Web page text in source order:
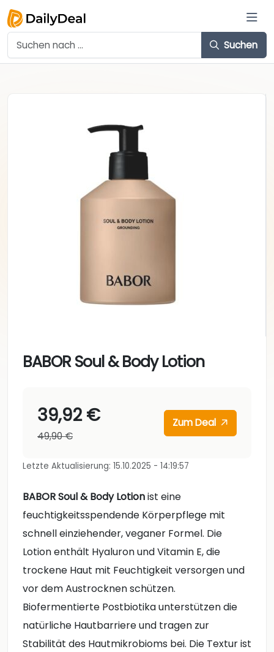
Suchen
BABOR Soul & Body Lotion
39,92 €
49,90 €
Zum Deal
Letzte Aktualisierung: 15.10.2025 - 14:19:57
BABOR Soul & Body Lotionist eine
feuchtigkeitsspendende Körperpflege mit
schnell einziehender, veganer Formel. Die
Lotion enthält Hyaluron und Vitamin E, die
trockene Haut mit Feuchtigkeit versorgen und
vor dem Austrocknen schützen.
Biofermentierte Postbiotika unterstützen die
natürliche Hautbarriere und tragen zur
Stabilität des Hautmikrobioms bei. Die Textur ist